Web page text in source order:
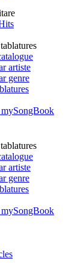
artiste
genre
artiste
genre